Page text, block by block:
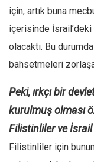
Türkiye
Siyaset
Dünya
Afrika
İslam
için, artık buna
içerisinde
olacaktı. Bu
bahsetmeleri
Peki, ırkçı bir
kurulmuş olması
Filistinliler ve
Filistinliler için